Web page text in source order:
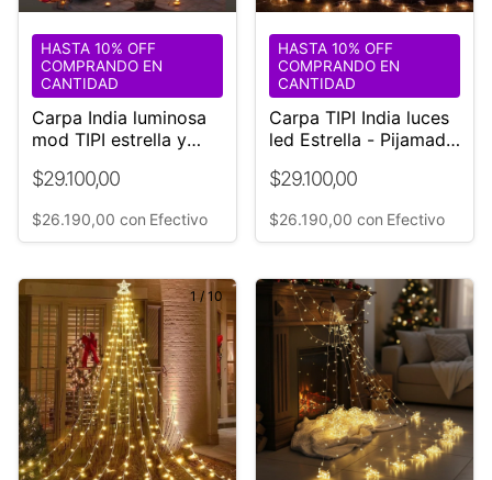
Carpa India luminosa
mod TIPI estrella y
$29.100,00
HASTA 10% OFF
COMPRANDO EN
CANTIDAD
$26.190,00 con Efectivo
Carpa TIPI India luces
led Estrella - Pijamada
$29.100,00
HASTA 10% OFF
COMPRANDO EN
CANTIDAD
$26.190,00 con Efectivo
1 / 10